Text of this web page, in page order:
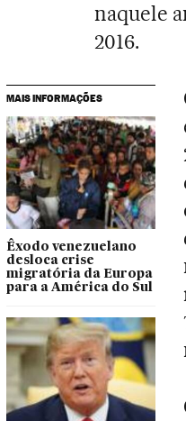
naquele
2016.
MAIS INFORMAÇÕES
Êxodo venezuelano
desloca crise
migratória da Europa
para a América do Sul